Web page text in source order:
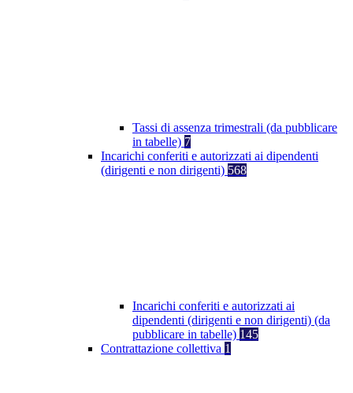
Tassi di assenza trimestrali (da pubblicare
in tabelle) 7
Incarichi conferiti e autorizzati ai dipendenti
(dirigenti e non dirigenti) 568
Incarichi conferiti e autorizzati ai
dipendenti (dirigenti e non dirigenti) (da
pubblicare in tabelle) 145
Contrattazione collettiva 1